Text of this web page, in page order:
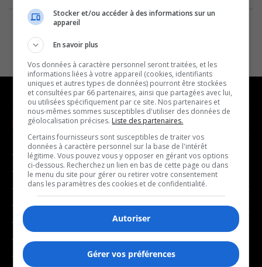
NOUVELLES
- Affaires municipales
- Communauté / Social
- Culture
- Économie
- Éducation
- Environnement
- Faits divers
MUSIQUE
- Décompte franco
- Joué récemment
BALADOS
- Affaires
- Art de vivre
Stocker et/ou accéder à des informations sur un
appareil
En savoir plus
Vos données à caractère personnel seront traitées, et les
informations liées à votre appareil (cookies, identifiants
uniques et autres types de données) pourront être stockées
et consultées par 66 partenaires, ainsi que partagées avec lui,
ou utilisées spécifiquement par ce site. Nos partenaires et
nous-mêmes sommes susceptibles d'utiliser des données de
géolocalisation précises. Liste des partenaires.
Certains fournisseurs sont susceptibles de traiter vos
données à caractère personnel sur la base de l'intérêt
légitime. Vous pouvez vous y opposer en gérant vos options
ci-dessous. Recherchez un lien en bas de cette page ou dans
le menu du site pour gérer ou retirer votre consentement
dans les paramètres des cookies et de confidentialité.
Autoriser
Gérer vos préférences